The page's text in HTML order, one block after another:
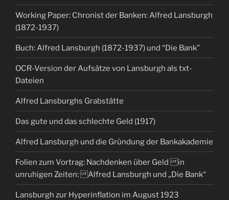
Working Paper: Chronist der Banken: Alfred Lansburgh
(1872-1937)
Buch: Alfred Lansburgh (1872-1937) und “Die Bank”
OCR-Version der Aufsätze von Lansburgh als txt-
Dateien
Alfred Lansburghs Grabstätte
Das gute und das schlechte Geld (1917)
Alfred Lansburgh und die Gründung der Bankakademie
Folien zum Vortrag: Nachdenken über Geld in
unruhigen Zeiten: Alfred Lansburgh und „Die Bank“
Lansburgh zur Hyperinflation im August 1923